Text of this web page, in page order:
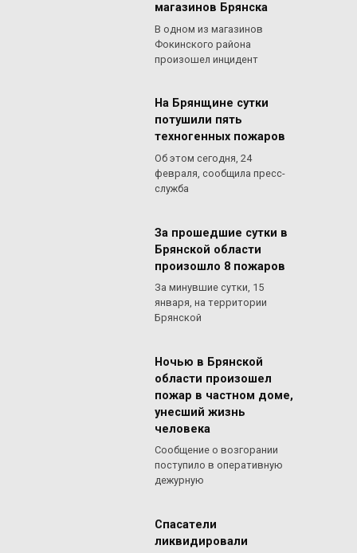
магазинов Брянска
В одном из магазинов
Фокинского района
произошел инцидент
На Брянщине сутки
потушили пять
техногенных пожаров
Об этом сегодня, 24
февраля, сообщила пресс-
служба
За прошедшие сутки в
Брянской области
произошло 8 пожаров
За минувшие сутки, 15
января, на территории
Брянской
Ночью в Брянской
области произошел
пожар в частном доме,
унесший жизнь
человека
Сообщение о возгорании
поступило в оперативную
дежурную
Спасатели
ликвидировали